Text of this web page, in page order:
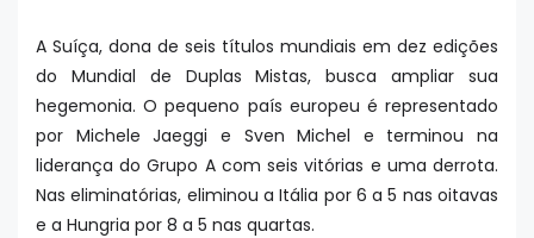
A Suíça, dona de seis títulos mundiais em dez edições
do Mundial de Duplas Mistas, busca ampliar sua
hegemonia. O pequeno país europeu é representado
por Michele Jaeggi e Sven Michel e terminou na
liderança do Grupo A com seis vitórias e uma derrota.
Nas eliminatórias, eliminou a Itália por 6 a 5 nas oitavas
e a Hungria por 8 a 5 nas quartas.